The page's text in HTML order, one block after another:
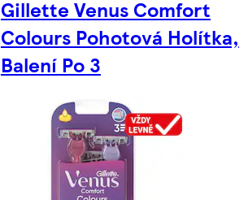
Gillette Venus Comfort
Colours Pohotová Holítka,
Balení Po 3